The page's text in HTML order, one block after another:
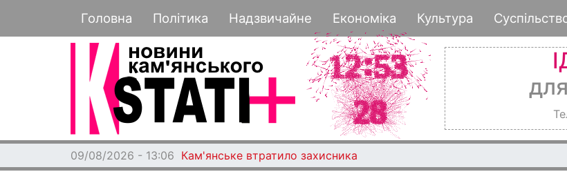
до
основного
Основная навигация
Головна Політика Надзвичайне Економіка Культура
для
09/08/2026 - 13:06 Кам'янське втратило захисника